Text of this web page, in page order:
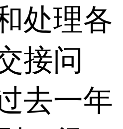
处理各
接问
去一年